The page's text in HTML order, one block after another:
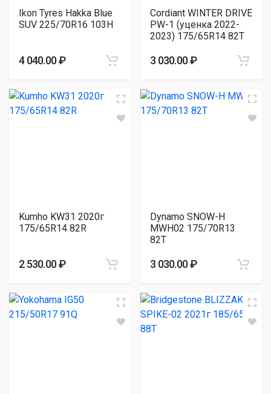
Ikon Tyres Hakka Blue
SUV 225/70R16 103H
4 040.00 ₽
Cordiant WINTER DRIVE
PW-1 (уценка 2022-
2023) 175/65R14 82T
3 030.00 ₽
Kumho KW31 2020г
175/65R14 82R
2 530.00 ₽
Dynamo SNOW-H
MWH02 175/70R13
82T
3 030.00 ₽